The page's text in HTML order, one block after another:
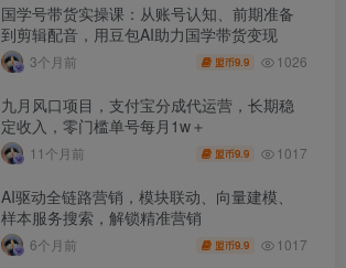
国学号带货实操课：从账号认知、前期准备
到剪辑配音，用豆包AI助力国学带货变现
3个月前 盟币9.9 1026
九月风口项目，支付宝分成代运营，长期稳
定收入，零门槛单号每月1w＋
11个月前 盟币9.9 1017
AI驱动全链路营销，模块联动、向量建模、
样本服务搜索，解锁精准营销
6个月前 盟币9.9 1017